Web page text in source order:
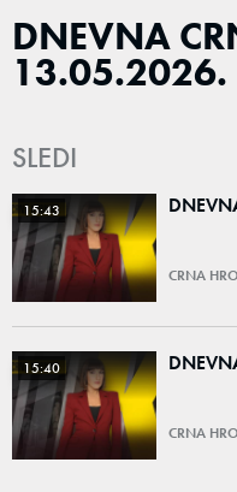
DNEVNA
13.05.2026.
SLEDI
15:43
CRNA
15:40
CRNA